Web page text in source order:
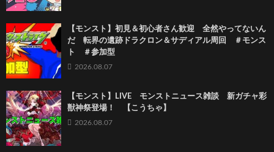
【モンスト】初見＆初心者さん歓迎 全然やってないん
だ 転界の遺跡ドラクロン＆サディアル周回 ＃モンス
ト ＃参加型
2026.08.07
【モンスト】LIVE モンストニュース雑談 新ガチャ彩
獣神祭登場！ 【こうちゃ】
2026.08.07